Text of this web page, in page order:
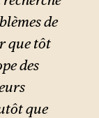
La
à la
de
que tôt
des
que